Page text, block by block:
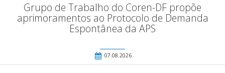
Grupo de Trabalho do Coren-DF propõe
aprimoramentos ao Protocolo de Demanda
Espontânea da APS
07.08.2026